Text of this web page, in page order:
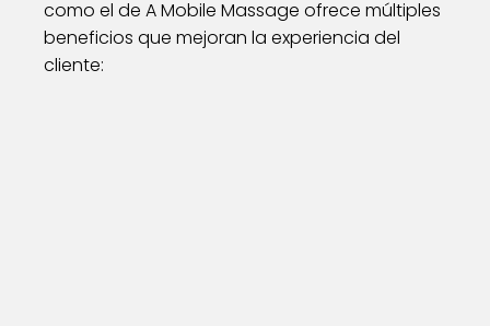
como el de A Mobile Massage ofrece múltiples
beneficios que mejoran la experiencia del
cliente: